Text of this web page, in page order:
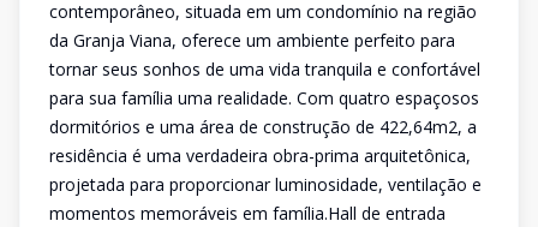
contemporâneo, situada em um condomínio na região
da Granja Viana, oferece um ambiente perfeito para
tornar seus sonhos de uma vida tranquila e confortável
para sua família uma realidade. Com quatro espaçosos
dormitórios e uma área de construção de 422,64m2, a
residência é uma verdadeira obra-prima arquitetônica,
projetada para proporcionar luminosidade, ventilação e
momentos memoráveis em família.Hall de entrada